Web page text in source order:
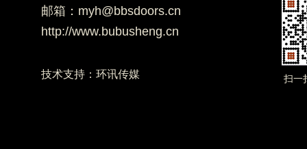
邮箱：myh@bbsdoors.cn
http://www.bubusheng.cn
技术支持： 环讯传媒 扫一